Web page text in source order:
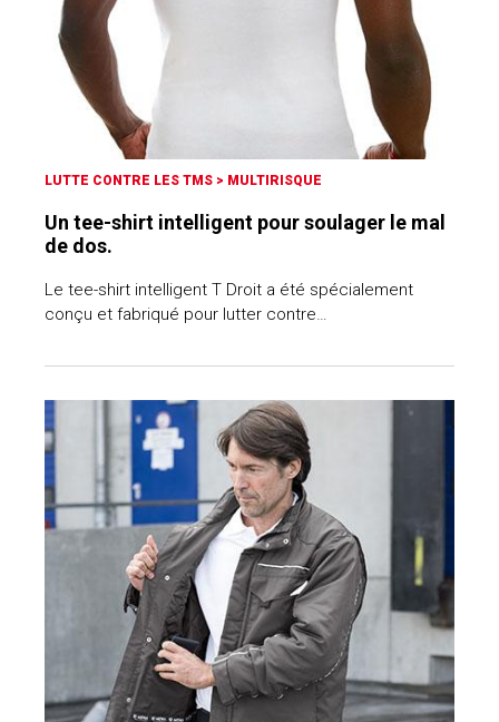
LUTTE CONTRE LES TMS > MULTIRISQUE
Un tee-­shirt intelligent pour soulager le mal
de dos.
Le tee-­shirt intelligent T Droit a été spécialement
conçu et fabriqué pour lutter contre…